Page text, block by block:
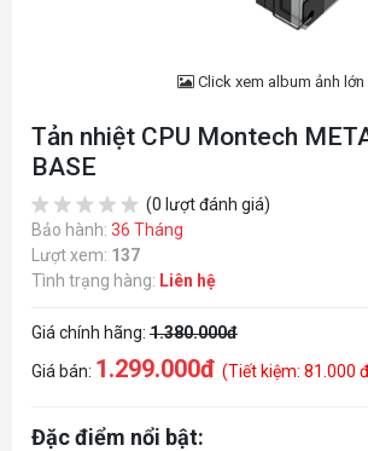
Click xem album ảnh lớn
Tản nhiệt CPU Montech
BASE
(0 lượt đánh giá)
Bảo hành: 36 Tháng
Lượt xem: 137
Tình trạng hàng: Liên hệ
Giá chính hãng: 1.380.000đ
Giá bán: 1.299.000đ (Tiết kiệm: 81.000
Đặc điểm nổi bật: